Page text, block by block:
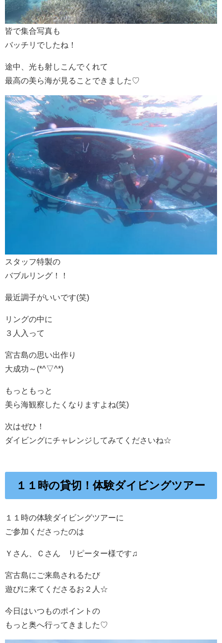
皆で集合写真も
バッチリでしたね！
途中、光も射しこんでくれて
最高の美ら海が見ることできました♡
スタッフ特製の
バブルリング！！
最近調子がいいです(笑)
リングの中に
３人入って
宮古島の思い出作り
大成功～(*^▽^*)
もっともっと
美ら海観察したくなりますよね(笑)
次はぜひ！
ダイビングにチャレンジしてみてくださいね☆
１１時の貸切！体験ダイビングツアー
１１時の体験ダイビングツアーに
ご参加くださったのは
Ｙさん、Ｃさん リピーター様です♫
宮古島にご来島されるたび
遊びに来てくださるお２人☆
今日はいつものポイントの
もっと奥へ行ってきました♡